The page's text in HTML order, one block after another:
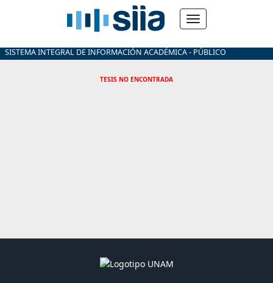
SISTEMA INTEGRAL DE INFORMACIÓN ACADÉMICA - PÚBLICO
TESIS NO ENCONTRADA